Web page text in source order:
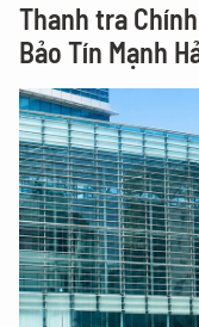
Thanh tra
Bảo Tín Mạnh